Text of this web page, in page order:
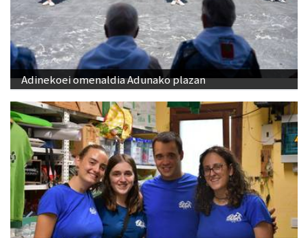
Adinekoei omenaldia Adunako plazan